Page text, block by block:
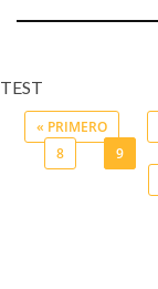
TEST
Páginas
« PRIMERO
8
9